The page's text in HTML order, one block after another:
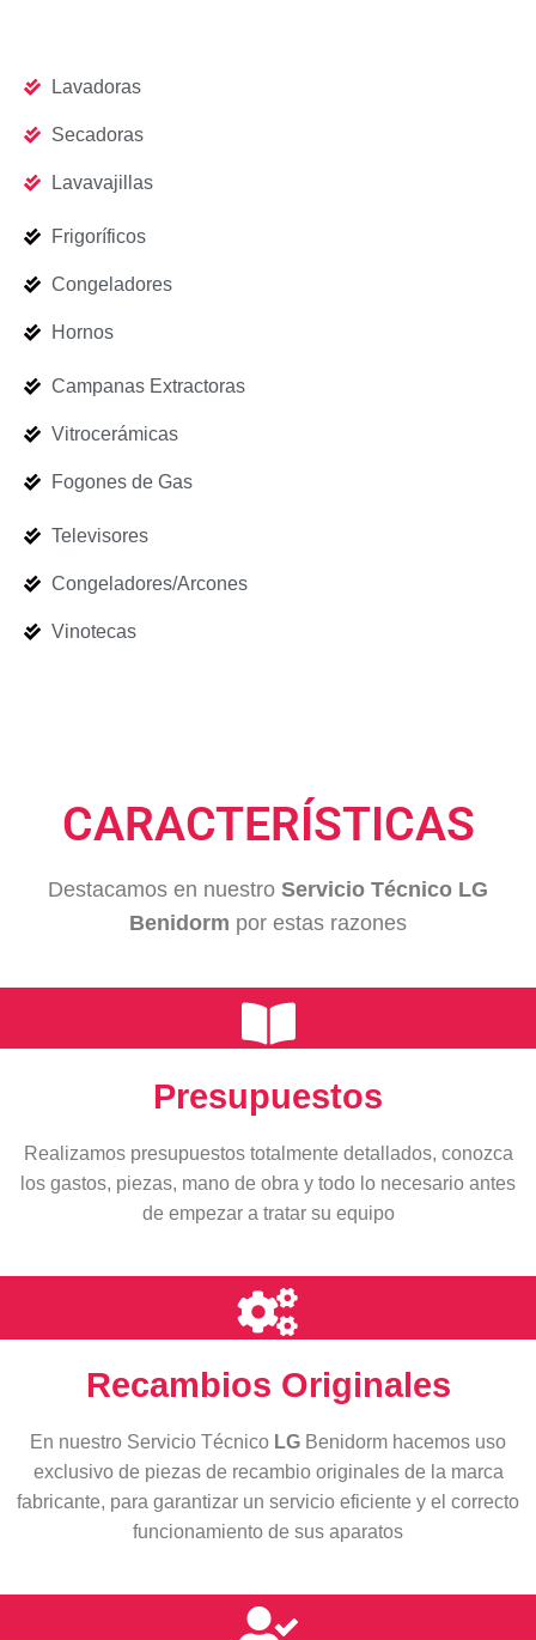
Lavadoras
Secadoras
Lavavajillas
Frigoríficos
Congeladores
Hornos
Campanas Extractoras
Vitrocerámicas
Fogones de Gas
Televisores
Congeladores/Arcones
Vinotecas
CARACTERÍSTICAS
Destacamos en nuestro Servicio Técnico LG
Benidorm por estas razones
Presupuestos
Realizamos presupuestos totalmente detallados, conozca
los gastos, piezas, mano de obra y todo lo necesario antes
de empezar a tratar su equipo
Recambios Originales
En nuestro Servicio Técnico LG Benidorm hacemos uso
exclusivo de piezas de recambio originales de la marca
fabricante, para garantizar un servicio eficiente y el correcto
funcionamiento de sus aparatos